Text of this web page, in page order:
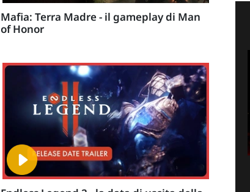
Mafia: Terra Madre - il gameplay di Man
of Honor